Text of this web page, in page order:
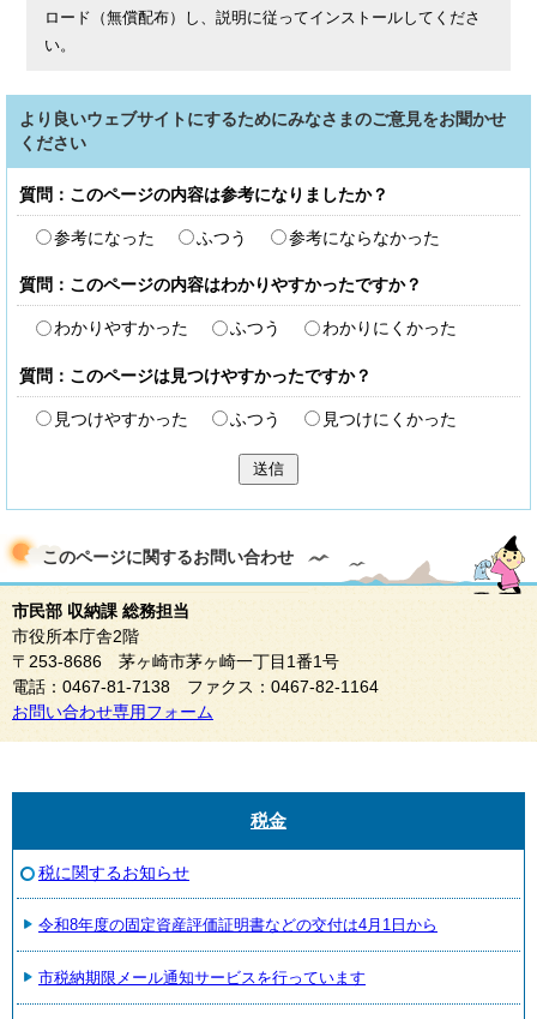
ロード（無償配布）し、説明に従ってインストールしてくださ
い。
より良いウェブサイトにするためにみなさまのご意見をお聞かせ
ください
質問：このページの内容は参考になりましたか？
参考になった ふつう 参考にならなかった
質問：このページの内容はわかりやすかったですか？
わかりやすかった ふつう わかりにくかった
質問：このページは見つけやすかったですか？
見つけやすかった ふつう 見つけにくかった
送信
このページに関するお問い合わせ
市民部 収納課 総務担当
市役所本庁舎2階
〒253-8686 茅ヶ崎市茅ヶ崎一丁目1番1号
電話：0467-81-7138 ファクス：0467-82-1164
お問い合わせ専用フォーム
税金
税に関するお知らせ
令和8年度の固定資産評価証明書などの交付は4月1日から
市税納期限メール通知サービスを行っています